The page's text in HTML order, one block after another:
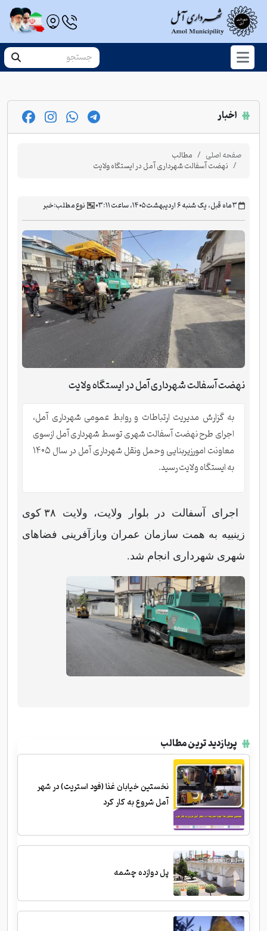
اخبار
صفحه اصلی مطالب
نهضت آسفالت شهرداری آمل در ایستگاه ولایت
‫۳ ماه قبل، یک شنبه ۶ اردیبهشت ۱۴۰۵، ساعت ۰۳:۱۱ نوع مطلب:خبر
نهضت آسفالت شهرداری آمل در ایستگاه ولایت
به گزارش مدیریت ارتباطات و روابط عمومی شهرداری آمل،
اجرای طرح نهضت آسفالت شهری توسط شهرداری آمل ازسوی
معاونت امورزیربنایی وحمل ونقل شهرداری آمل در سال ۱۴۰۵
به ایستگاه ولایت رسید.
اجرای آسفالت در بلوار ولایت، ولایت ۳۸ کوی
زینبیه به همت سازمان عمران وبازآفرینی فضاهای
شهری شهرداری انجام شد.
پربازدید ترین مطالب
نخستین خیابان غذا (فود استریت) در شهر
آمل شروع به کار کرد
پل دوازده چشمه